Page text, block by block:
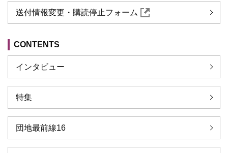
送付情報変更・購読停止フォーム
CONTENTS
インタビュー
特集
団地最前線16